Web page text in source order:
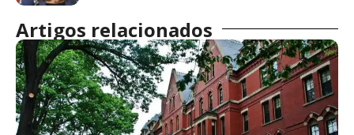
Artigos relacionados